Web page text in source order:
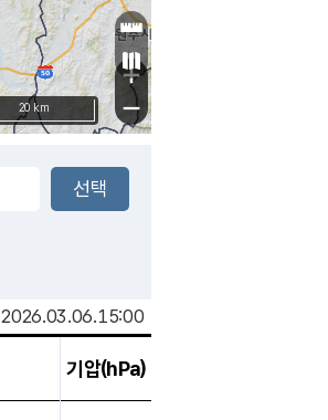
+
−
20 km
2026.03.06.15:00
기압(hPa)